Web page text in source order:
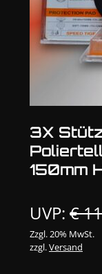
3X
150mm
UVP: €
Zzgl. 20% MwSt.
zzgl.Versand